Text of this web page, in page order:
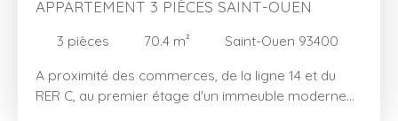
APPARTEMENT 3 PIÈCES SAINT-OUEN
3 pièces 70.4 m²
Saint-Ouen 93400
A proximité des commerces, de la ligne 14 et du
RER C, au premier étage d'un immeuble moderne